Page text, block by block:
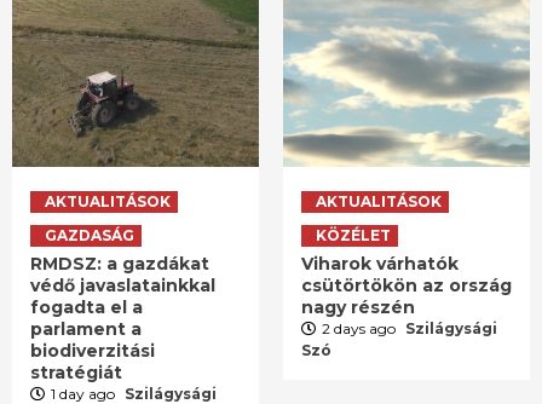
AKTUALITÁSOK
GAZDASÁG
RMDSZ: a gazdákat
védő javaslatainkkal
fogadta el a
parlament a
biodiverzitási
stratégiát
1 day ago Szilágysági
AKTUALITÁSOK
KÖZÉLET
Viharok várhatók
csütörtökön az ország
nagy részén
2 days ago Szilágysági
Szó